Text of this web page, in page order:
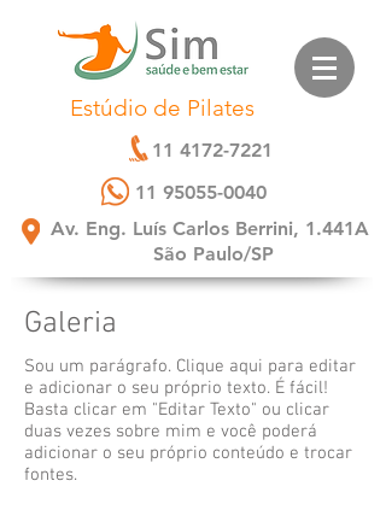
Estúdio de Pilates
11 4172-7221
11 95055-0040
Av. Eng. Luís Carlos Berrini, 1.441A
São Paulo/SP
Galeria
Sou um parágrafo. Clique aqui para editar
e adicionar o seu próprio texto. É fácil!
Basta clicar em "Editar Texto" ou clicar
duas vezes sobre mim e você poderá
adicionar o seu próprio conteúdo e trocar
fontes.